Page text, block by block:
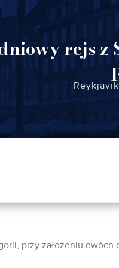
rejs z
Reykjavik
przy założeniu